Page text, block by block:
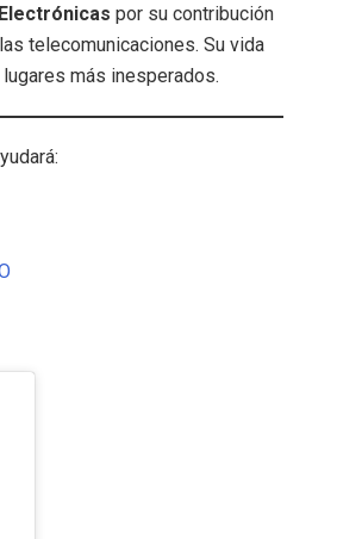
por su contribución
telecomunicaciones. Su vida
más inesperados.